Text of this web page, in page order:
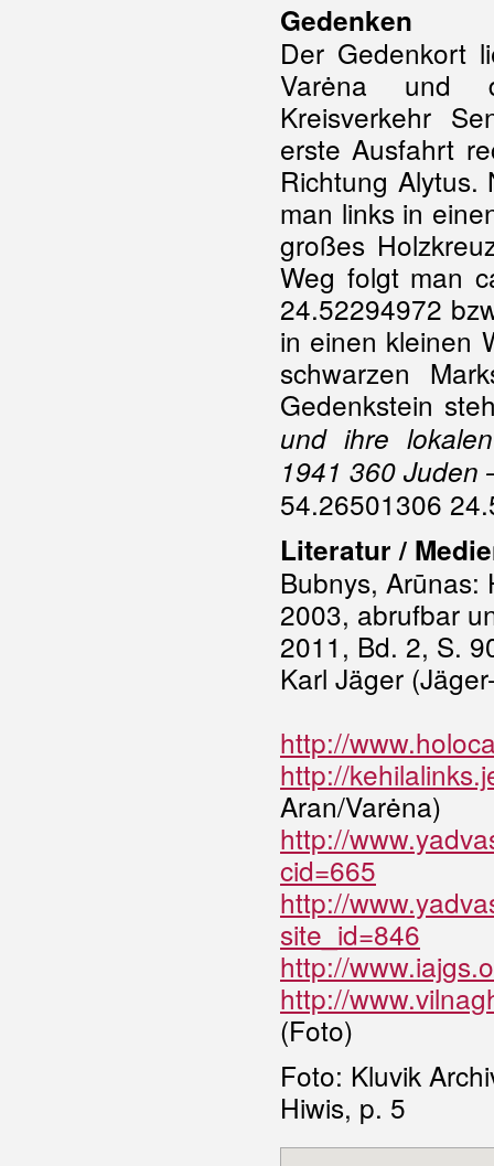
Gedenken
Der Gedenkort
Varėna und
Kreisverkehr
erste Ausfahrt
Richtung
man links in
großes
Weg folgt man
24.52294972
in einen kleinen
schwarzen
Gedenkstein
und ihre
1941 360 Juden
54.26501306
Literatur /
Bubnys, Arūnas:
2003, abrufbar
2011, Bd. 2, S.
Karl Jäger
http://
http://
Aran/Varėna)
http://
cid=665
http://
site_id=846
http://
http://
(Foto)
Foto: Kluvik
Hiwis, p. 5